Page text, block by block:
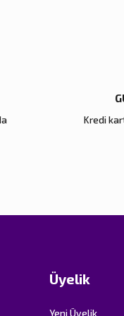
olmalı.
Kredi
Üyelik
Yeni Üyelik